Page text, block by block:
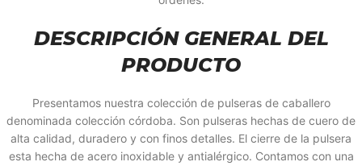
DESCRIPCIÓN GENERAL DEL
PRODUCTO
Presentamos nuestra colección de pulseras de caballero
denominada colección córdoba. Son pulseras hechas de cuero de
alta calidad, duradero y con finos detalles. El cierre de la pulsera
esta hecha de acero inoxidable y antialérgico. Contamos con una